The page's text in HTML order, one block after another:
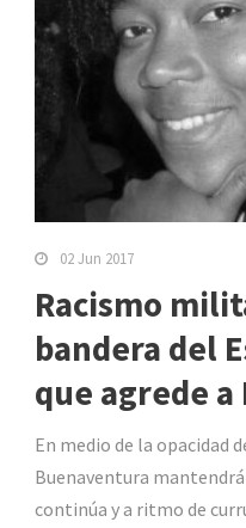
02 Jun 2017
Racismo
bandera del
que agrede
En medio de la opacidad
Buenaventura
continúa y a ritmo de